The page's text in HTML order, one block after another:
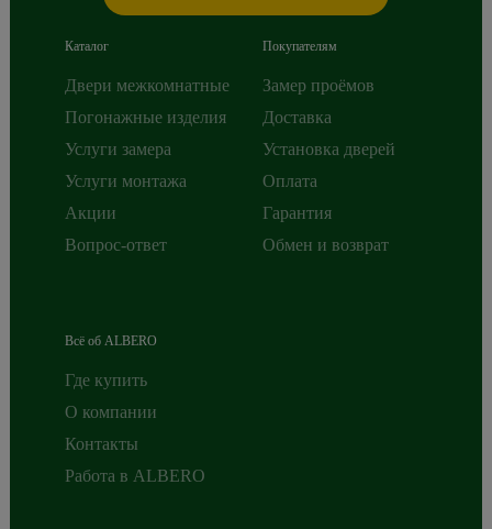
Каталог
Двери межкомнатные
Погонажные изделия
Услуги замера
Услуги монтажа
Акции
Вопрос-ответ
Покупателям
Замер проёмов
Доставка
Установка дверей
Оплата
Гарантия
Обмен и возврат
Всё об ALBERO
Где купить
О компании
Контакты
Работа в ALBERO